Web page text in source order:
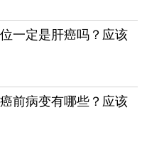
一定是肝癌吗？应该
前病变有哪些？应该